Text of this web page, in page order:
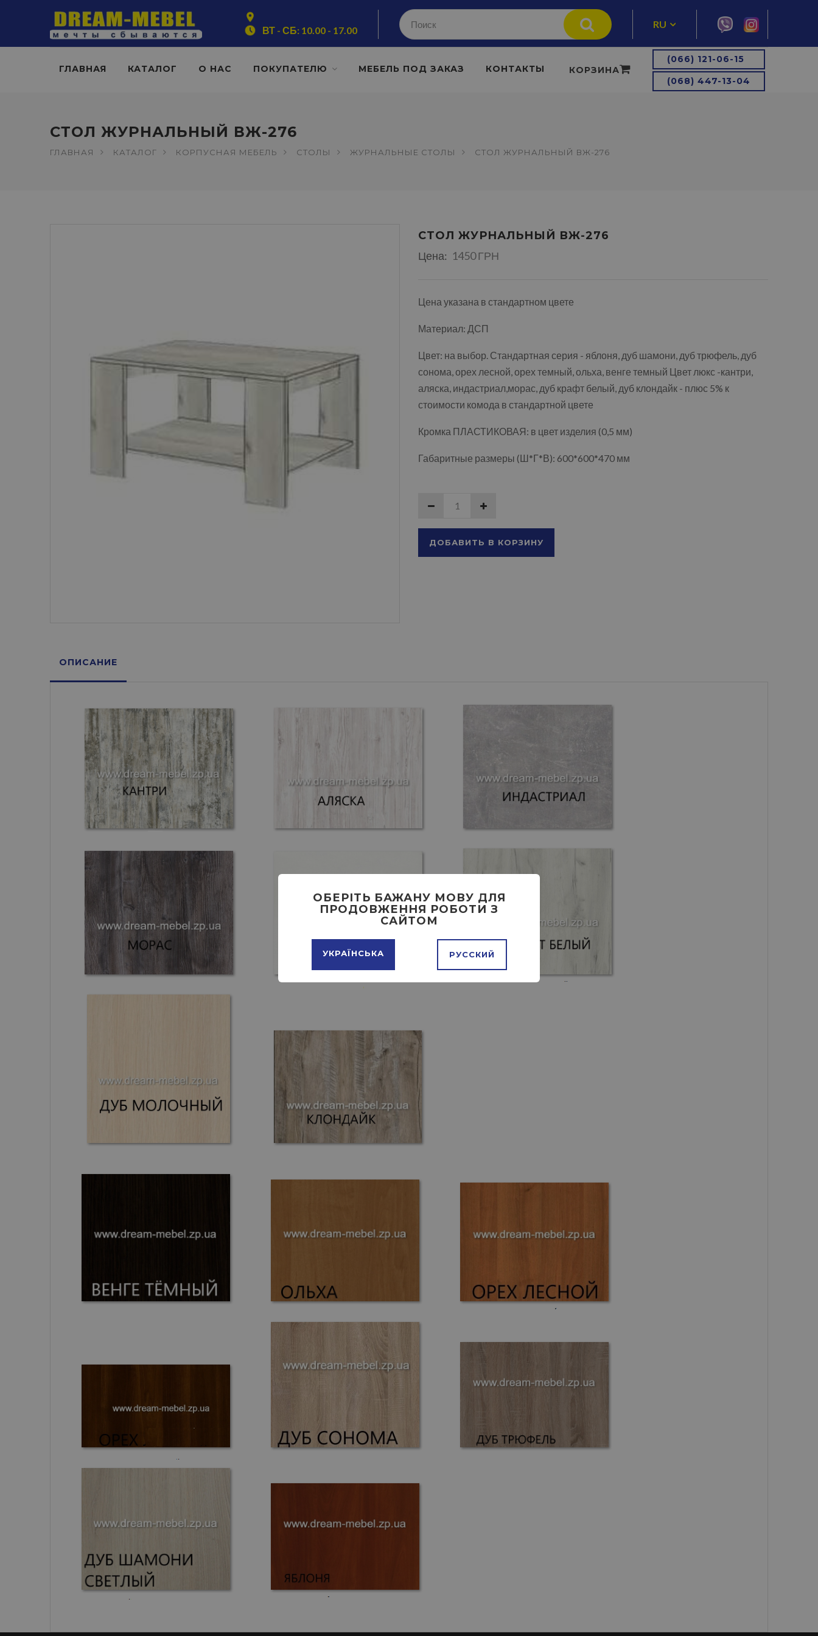
ВТ - СБ: 10.00 - 17.00
RU
ГЛАВНАЯ КАТАЛОГ О НАС ПОКУПАТЕЛЮ МЕБЕЛЬ ПОД ЗАКАЗ КОНТАКТЫ
(066) 121-06-15
(068) 447-13-04
КОРЗИНА
СТОЛ ЖУРНАЛЬНЫЙ ВЖ-276
ГЛАВНАЯ КАТАЛОГ КОРПУСНАЯ МЕБЕЛЬ СТОЛЫ ЖУРНАЛЬНЫЕ СТОЛЫ СТОЛ ЖУРНАЛЬНЫЙ ВЖ-276
СТОЛ ЖУРНАЛЬНЫЙ ВЖ-276
Цена: 1450 ГРН
Цена указана в стандартном цвете
Материал: ДСП
Цвет: на выбор. Стандартная серия - яблоня, дуб шамони, дуб трюфель, дуб
сонома, орех лесной, орех темный, ольха, венге темный Цвет люкс -кантри,
аляска, индастриал,морас, дуб крафт белый, дуб клондайк - плюс 5% к
стоимости комода в стандартной цвете
Кромка ПЛАСТИКОВАЯ: в цвет изделия (0,5 мм)
Габаритные размеры (Ш*Г*В): 600*600*470 мм
ДОБАВИТЬ В КОРЗИНУ
ОПИСАНИЕ
ОБЕРІТЬ БАЖАНУ МОВУ ДЛЯ
ПРОДОВЖЕННЯ РОБОТИ З
САЙТОМ
УКРАЇНСЬКА РУССКИЙ